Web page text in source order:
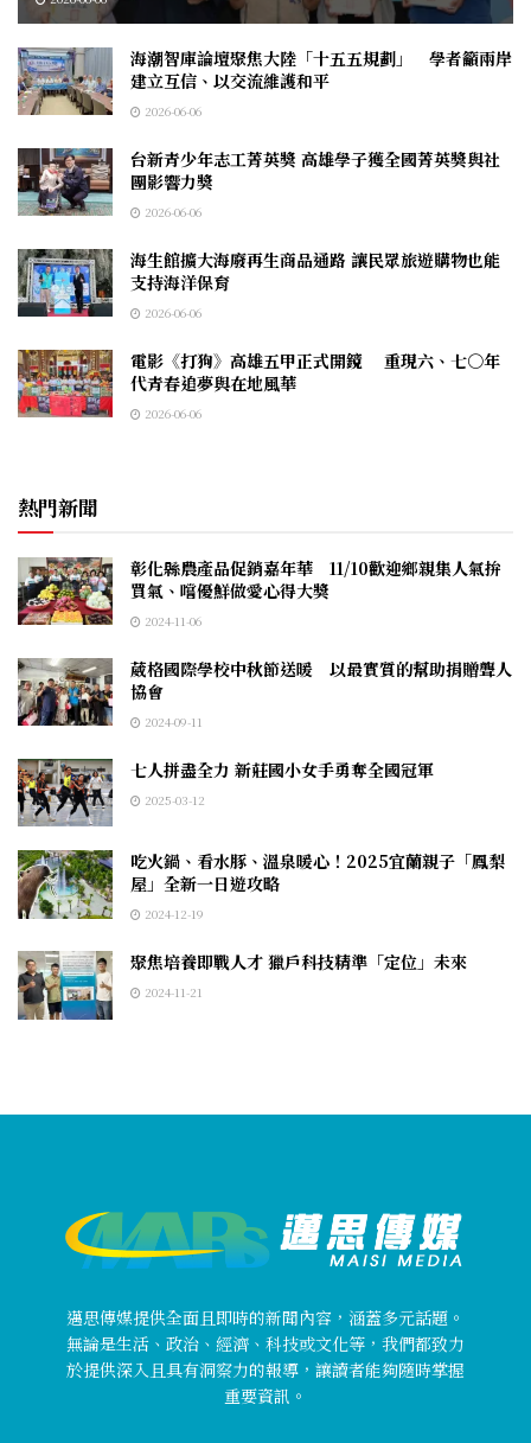
海潮智庫論壇聚焦大陸「十五五規劃」 學者籲兩岸
建立互信、以交流維護和平
2026-06-06
台新青少年志工菁英獎 高雄學子獲全國菁英獎與社
團影響力獎
2026-06-06
海生館擴大海廢再生商品通路 讓民眾旅遊購物也能
支持海洋保育
2026-06-06
電影《打狗》高雄五甲正式開鏡 重現六、七○年
代青春追夢與在地風華
2026-06-06
熱門新聞
彰化縣農產品促銷嘉年華 11/10歡迎鄉親集人氣拚
買氣、嚐優鮮做愛心得大獎
2024-11-06
葳格國際學校中秋節送暖 以最實質的幫助捐贈聾人
協會
2024-09-11
七人拼盡全力 新莊國小女手勇奪全國冠軍
2025-03-12
吃火鍋、看水豚、溫泉暖心！2025宜蘭親子「鳳梨
屋」全新一日遊攻略
2024-12-19
聚焦培養即戰人才 獵戶科技精準「定位」未來
2024-11-21
邁思傳媒提供全面且即時的新聞內容，涵蓋多元話題。
無論是生活、政治、經濟、科技或文化等，我們都致力
於提供深入且具有洞察力的報導，讓讀者能夠隨時掌握
重要資訊。